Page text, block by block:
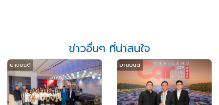
ข่าวอื่นๆ ที่น่าสนใจ
ยานยนต์ ยานยนต์